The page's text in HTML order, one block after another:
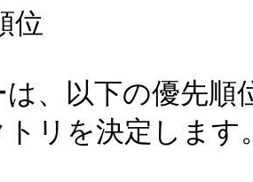
位
は、以下の優先
リを決定します